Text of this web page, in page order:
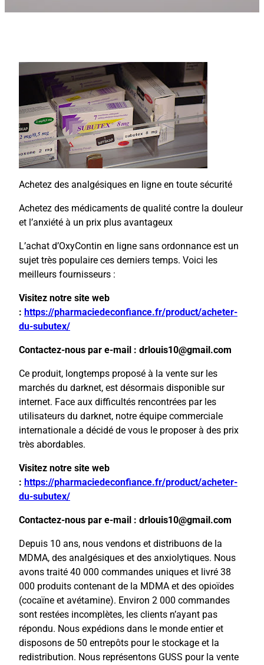
Achetez des analgésiques en ligne en toute sécurité
Achetez des médicaments de qualité contre la douleur
et l’anxiété à un prix plus avantageux
L’achat d’OxyContin en ligne sans ordonnance est un
sujet très populaire ces derniers temps. Voici les
meilleurs fournisseurs :
Visitez notre site web
: https://pharmaciedeconfiance.fr/product/acheter-
du-subutex/
Contactez-nous par e-mail : drlouis10@gmail.com
Ce produit, longtemps proposé à la vente sur les
marchés du darknet, est désormais disponible sur
internet. Face aux difficultés rencontrées par les
utilisateurs du darknet, notre équipe commerciale
internationale a décidé de vous le proposer à des prix
très abordables.
Visitez notre site web
: https://pharmaciedeconfiance.fr/product/acheter-
du-subutex/
Contactez-nous par e-mail : drlouis10@gmail.com
Depuis 10 ans, nous vendons et distribuons de la
MDMA, des analgésiques et des anxiolytiques. Nous
avons traité 40 000 commandes uniques et livré 38
000 produits contenant de la MDMA et des opioïdes
(cocaïne et avétamine). Environ 2 000 commandes
sont restées incomplètes, les clients n’ayant pas
répondu. Nous expédions dans le monde entier et
disposons de 50 entrepôts pour le stockage et la
redistribution. Nous représentons GUSS pour la vente